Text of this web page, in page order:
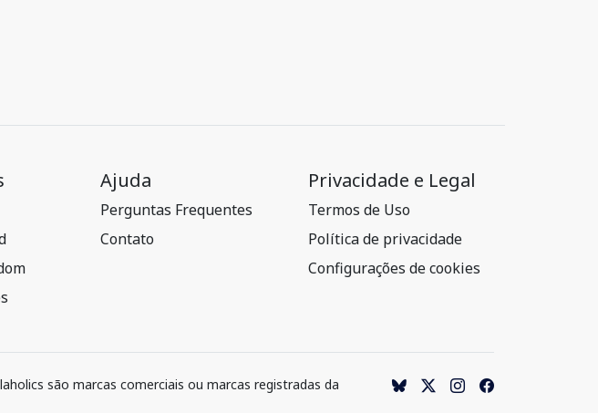
Ajuda
Perguntas Frequentes
Contato
Privacidade e Legal
Termos de Uso
Política de privacidade
Configurações de cookies
são marcas comerciais ou marcas registradas da